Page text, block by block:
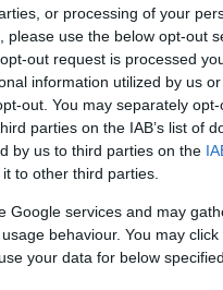
or processing of your
use the below opt-out
out request is processed
information utilized by us
out. You may separately
parties on the IAB’s list of
by us to third parties on the
to other third parties.
Google services and may
behaviour. You may
your data for below
σημείο και να
– Άμεση
φροντίδα.
τέλος στη ζωή της,